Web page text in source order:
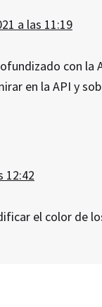
a las 11:19
con
en la API y
12:42
el color de